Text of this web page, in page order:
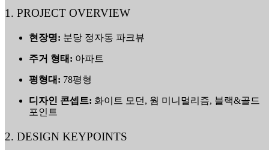
1. PROJECT OVERVIEW
현장명: 분당 정자동 파크뷰
주거 형태: 아파트
평형대: 78평형
디자인 콘셉트: 화이트 모던, 웜 미니멀리즘, 블랙&골드
포인트
2. DESIGN KEYPOINTS